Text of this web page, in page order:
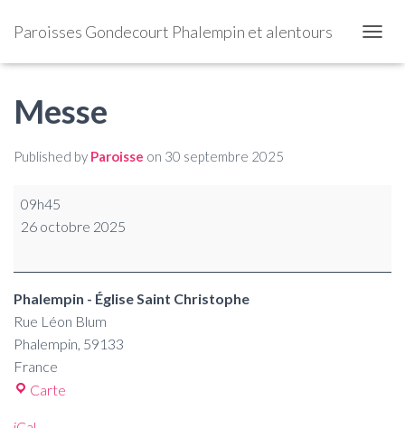
Paroisses Gondecourt Phalempin et alentours
Messe
Published by Paroisse on 30 septembre 2025
09h45
26 octobre 2025
Phalempin - Église Saint Christophe
Rue Léon Blum
Phalempin, 59133
France
Carte